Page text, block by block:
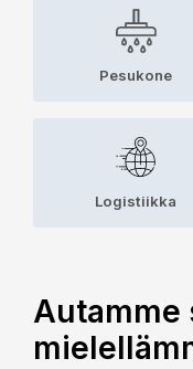
Pesukone
Logistiikka
Autamme